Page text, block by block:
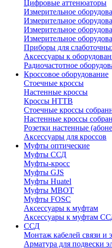
Цифровые аттенюаторы
Измерительное
Измерительное
Измерительное
Измерительное
Приборы для
Аксессуары к
Радиочастотное
Кроссовое оборудование
Стоечные кроссы
Настенные кроссы
Кроссы HTTB
Стоечные кроссы
Настенные кроссы
Розетки настенные
Аксессуары для кроссов
Муфты оптические
Муфты ССД
Муфты-кросс
Муфты GJS
Муфты Huatel
Муфты МВОТ
Муфты FOSC
Аксессуары к муфтам
Аксессуары к муфтам
ССД
Монтаж кабелей связи и
Арматура для подвески